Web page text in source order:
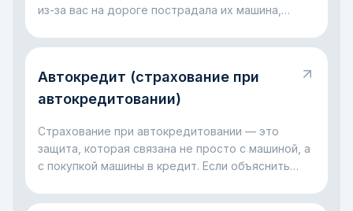
из-за вас на дороге пострадала их машина,
это правило на случай, когда ошибка за рулём
простая: такая ответственность нужна, чтобы
пострадавший не оставался без компенсации, а
кармана.
Автокредит (страхование при
автокредитовании)
Страхование при автокредитовании — это
защита, которая связана не просто с машиной, а
с покупкой машины в кредит. Если объяснить
и хочет быть уверен, что с ним и с выплатами